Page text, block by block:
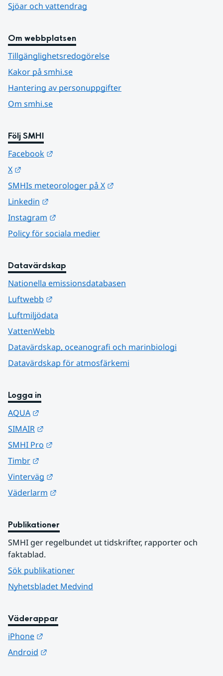
Sjöar och vattendrag
Om webbplatsen
Tillgänglighetsredogörelse
Kakor på smhi.se
Hantering av personuppgifter
Om smhi.se
Följ SMHI
Facebook
X
SMHIs meteorologer på X
Linkedin
Instagram
Policy för sociala medier
Datavärdskap
Nationella emissionsdatabasen
Luftwebb
Luftmiljödata
VattenWebb
Datavärdskap, oceanografi och marinbiologi
Datavärdskap för atmosfärkemi
Logga in
AQUA
SIMAIR
SMHI Pro
Timbr
Vinterväg
Väderlarm
Publikationer
SMHI ger regelbundet ut tidskrifter, rapporter och
faktablad.
Sök publikationer
Nyhetsbladet Medvind
Väderappar
iPhone
Android